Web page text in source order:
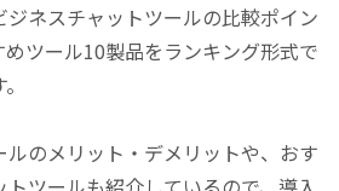
ジネスチャットツールの比較ポイン
めツール10製品をランキング形式で
ルのメリット・デメリットや、おす